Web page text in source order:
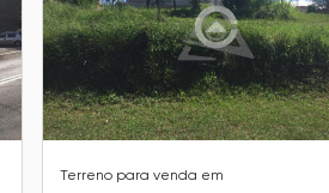
Terreno para venda em